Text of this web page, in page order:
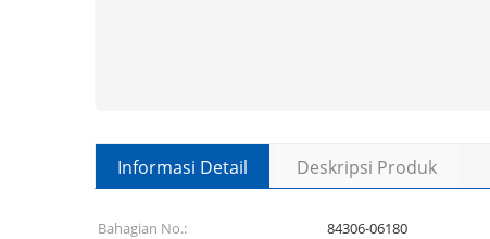
Informasi Detail Deskripsi Produk
Bahagian No.: 84306-06180